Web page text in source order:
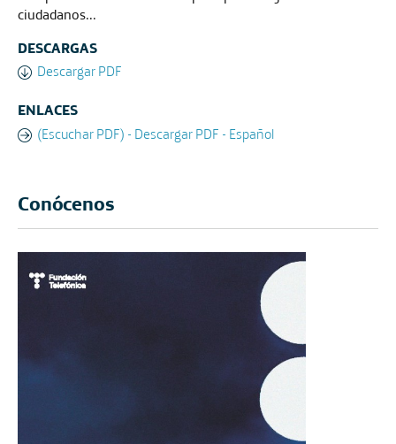
ciudadanos...
DESCARGAS
Descargar PDF
ENLACES
(Escuchar PDF) - Descargar PDF - Español
Conócenos